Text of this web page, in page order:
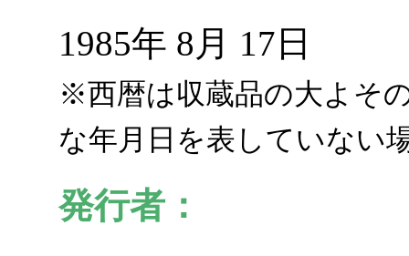
1985年 8月 17日
※西暦は収蔵品の大よそ
な年月日を表していない
発行者：